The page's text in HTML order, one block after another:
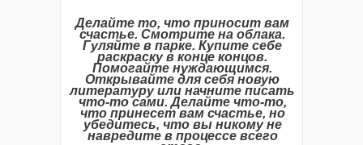
Делайте то, что приносит вам
счастье. Смотрите на облака.
Гуляйте в парке. Купите себе
раскраску в конце концов.
Помогайте нуждающимся.
Открывайте для себя новую
литературу или начните писать
что-то сами. Делайте что-то,
что принесет вам счастье, но
убедитесь, что вы никому не
навредите в процессе всего